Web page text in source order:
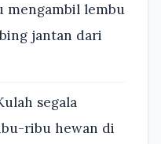
mengambil lembu
jantan dari
segala
ribu hewan di